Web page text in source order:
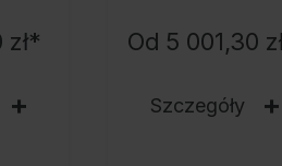
zł* Od 5 001,30
Szczegóły